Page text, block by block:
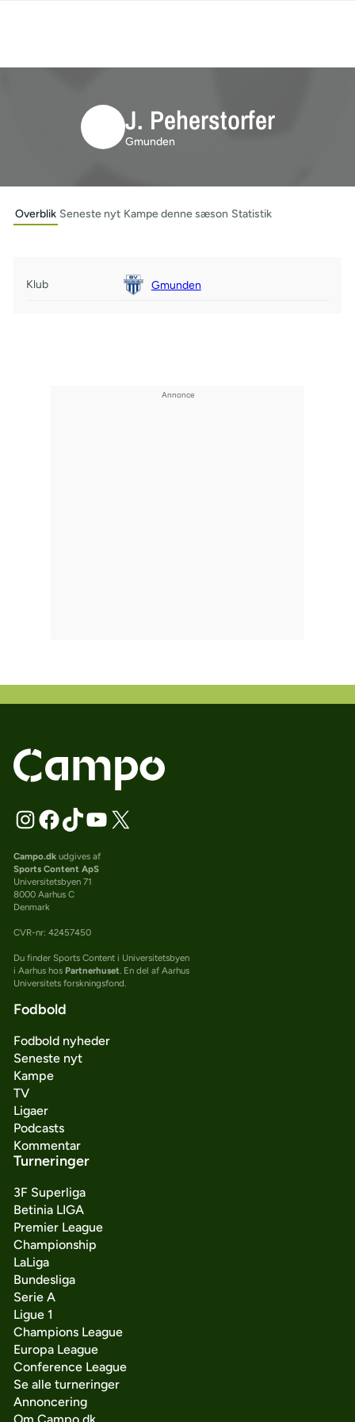
J. Peherstorfer
Gmunden
Overblik Seneste nyt Kampe denne sæson Statistik
Klub Gmunden
Campo.dkudgives af
Sports Content ApS
Universitetsbyen 71
8000 Aarhus C
Denmark
CVR-nr: 42457450
Du finder Sports Content i Universitetsbyen
i Aarhus hos Partnerhuset. En del af Aarhus
Universitets forskningsfond.
Fodbold
Fodbold nyheder
Seneste nyt
Kampe
TV
Ligaer
Podcasts
Kommentar
Turneringer
3F Superliga
Betinia LIGA
Premier League
Championship
LaLiga
Bundesliga
Serie A
Ligue 1
Champions League
Europa League
Conference League
Se alle turneringer
Annoncering